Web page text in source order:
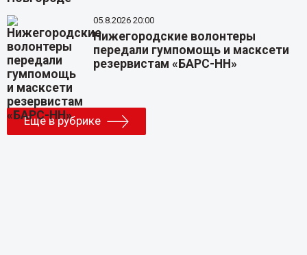
05.8.2026 20:00
Нижегородские волонтеры
передали гумпомощь и масксети
резервистам «БАРС-НН»
Еще в рубрике